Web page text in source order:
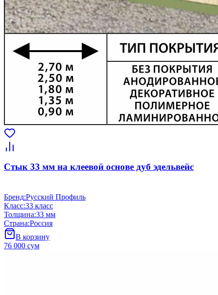
Стык 33 мм на клеевой основе дуб эдельвейс
Бренд:Русский Профиль
Класс:33 класс
Толщина:33 мм
Страна:Россия
В корзину
76 000 сум